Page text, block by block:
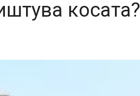
косата?